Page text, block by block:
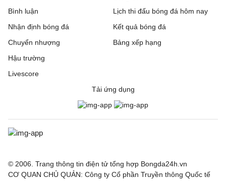
Bình luận
Nhận định bóng đá
Chuyển nhượng
Hậu trường
Livescore
Lịch thi đấu bóng đá hôm nay
Kết quả bóng đá
Bảng xếp hạng
Tải ứng dụng
© 2006. Trang thông tin điện tử tổng hợp Bongda24h.vn
CƠ QUAN CHỦ QUẢN: Công ty Cổ phần Truyền thông Quốc tế